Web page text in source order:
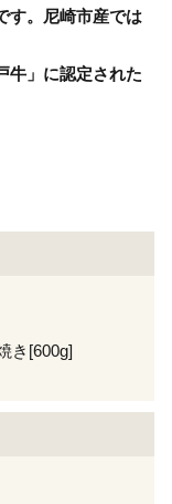
す。尼崎市産では
牛」に認定された
き[600g]